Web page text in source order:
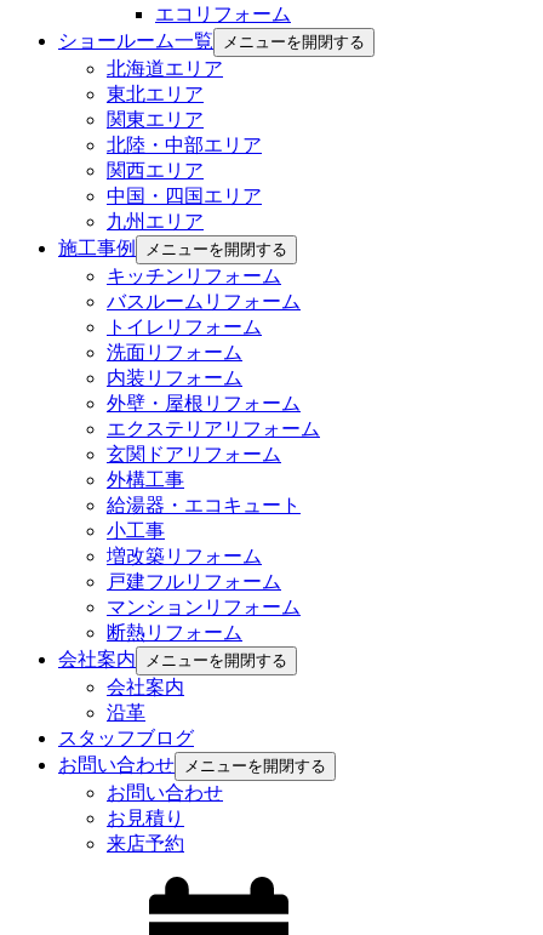
エコリフォーム
ショールーム一覧
メニューを開閉する
北海道エリア
東北エリア
関東エリア
北陸・中部エリア
関西エリア
中国・四国エリア
九州エリア
施工事例
メニューを開閉する
キッチンリフォーム
バスルームリフォーム
トイレリフォーム
洗面リフォーム
内装リフォーム
外壁・屋根リフォーム
エクステリアリフォーム
玄関ドアリフォーム
外構工事
給湯器・エコキュート
小工事
増改築リフォーム
戸建フルリフォーム
マンションリフォーム
断熱リフォーム
会社案内
メニューを開閉する
会社案内
沿革
スタッフブログ
お問い合わせ
メニューを開閉する
お問い合わせ
お見積り
来店予約